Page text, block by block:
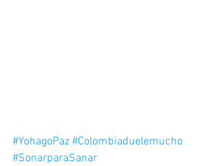
#YohagoPaz #Colombiaduelemucho
#SonarparaSanar